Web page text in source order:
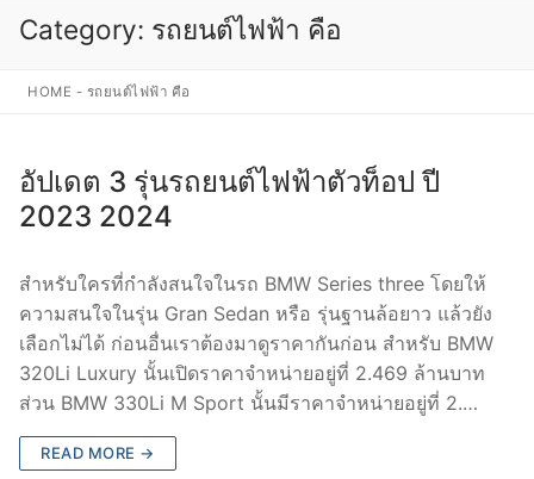
Category: รถยนต์ไฟฟ้า คือ
HOME - รถยนต์ไฟฟ้า คือ
อัปเดต 3 รุ่นรถยนต์ไฟฟ้าตัวท็อป ปี
2023 2024
สำหรับใครที่กำลังสนใจในรถ BMW Series three โดยให้
ความสนใจในรุ่น Gran Sedan หรือ รุ่นฐานล้อยาว แล้วยัง
เลือกไม่ได้ ก่อนอื่นเราต้องมาดูราคากันก่อน สำหรับ BMW
320Li Luxury นั้นเปิดราคาจำหน่ายอยู่ที่ 2.469 ล้านบาท
ส่วน BMW 330Li M Sport นั้นมีราคาจำหน่ายอยู่ที่ 2.…
READ MORE →